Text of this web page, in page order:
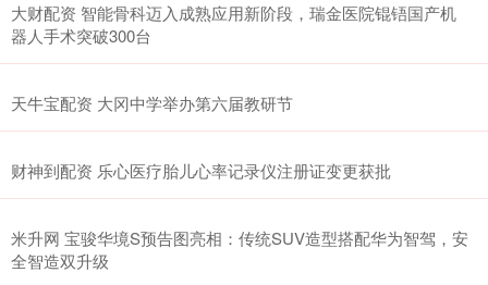
大财配资 智能骨科迈入成熟应用新阶段，瑞金医院锟铻国产机
器人手术突破300台
天牛宝配资 大冈中学举办第六届教研节
财神到配资 乐心医疗胎儿心率记录仪注册证变更获批
米升网 宝骏华境S预告图亮相：传统SUV造型搭配华为智驾，安
全智造双升级